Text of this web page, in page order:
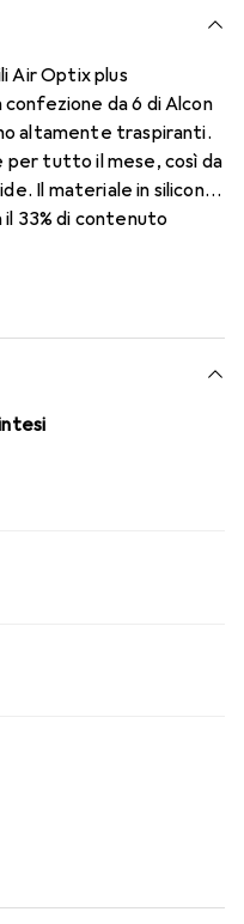
Air Optix plus
da 6 di Alcon
altamente traspiranti.
per tutto il mese, così da
Il materiale in silicone
33% di contenuto
SmartShield,
interruzioni per